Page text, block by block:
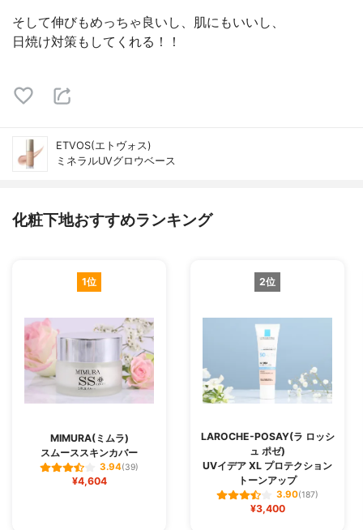
そして伸びもめっちゃ良いし、肌にもいいし、
日焼け対策もしてくれる！！
ETVOS(エトヴォス)
ミネラルUVグロウベース
化粧下地おすすめランキング
1位
MIMURA(ミムラ)
スムーススキンカバー
3.94(39)
¥4,604
2位
LAROCHE-POSAY(ラ ロッシ
ュ ポゼ)
UVイデア XL プロテクション
トーンアップ
3.90(187)
¥3,400